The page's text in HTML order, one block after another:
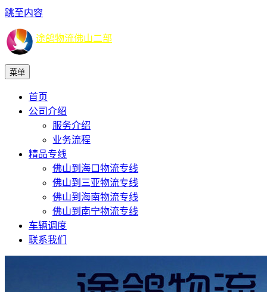
跳至内容
途鸽物流佛山二部
菜单
首页
公司介绍
服务介绍
业务流程
精品专线
佛山到海口物流专线
佛山到三亚物流专线
佛山到海南物流专线
佛山到南宁物流专线
车辆调度
联系我们